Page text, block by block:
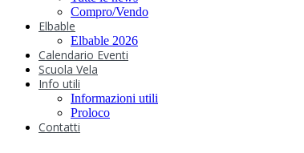
Compro/Vendo
Elbable
Elbable 2026
Calendario Eventi
Scuola Vela
Info utili
Informazioni utili
Proloco
Contatti